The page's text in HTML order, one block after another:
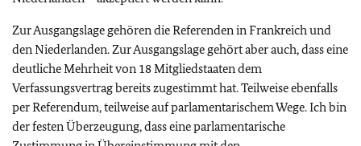
Zur Ausgangslage gehören die Referenden in Frankreich und
den Niederlanden. Zur Ausgangslage gehört aber auch, dass eine
deutliche Mehrheit von 18 Mitgliedstaaten dem
Verfassungsvertrag bereits zugestimmt hat. Teilweise ebenfalls
per Referendum, teilweise auf parlamentarischem Wege. Ich bin
der festen Überzeugung, dass eine parlamentarische